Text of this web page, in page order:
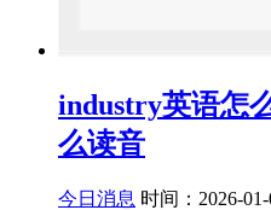
industry英语怎
么读音
今日消息 时间：2026-01-